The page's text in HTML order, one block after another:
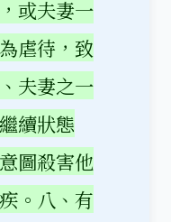
或夫妻一
虐待，致
夫妻之一
續狀態
圖殺害他
。八、有